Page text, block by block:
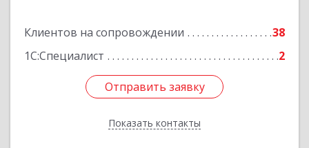
Клиентов на сопровождении
38
1С:Специалист
2
Отправить заявку
Показать контакты
Отправить заявку
Назад